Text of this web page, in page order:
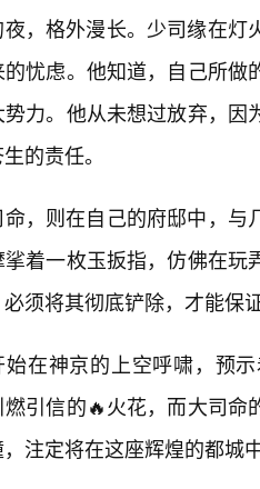
，格外漫长。少司缘在灯
忧虑。他知道，自己所
力。他从未想过放弃，
的责任。
，则在自己的府邸中，
着一枚玉扳指，仿佛在
须将其彻底铲除，才能保
始在神京的上空呼啸，预
引信的🔥火花，而大司
注定将在这座辉煌的都城